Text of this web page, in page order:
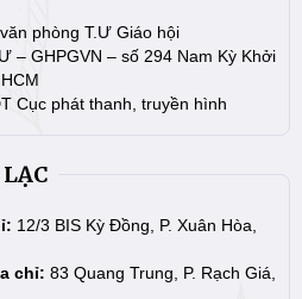
phòng T.Ư Giáo hội
– GHPGVN – số 294 Nam Kỳ Khởi
Cục phát thanh, truyền hình
12/3 BIS Kỳ Đồng, P. Xuân Hòa,
chỉ: 83 Quang Trung, P. Rạch Giá,